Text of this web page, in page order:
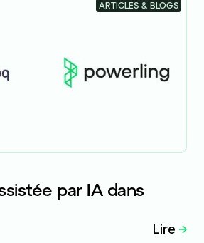
par IA dans
Lire
ARTICLES & BLOGS